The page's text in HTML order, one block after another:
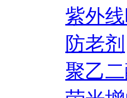
紫外
防老剂
聚乙